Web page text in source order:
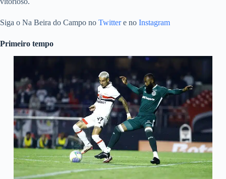
Siga o Na Beira do Campo no Twittere no Instagram
Primeiro tempo